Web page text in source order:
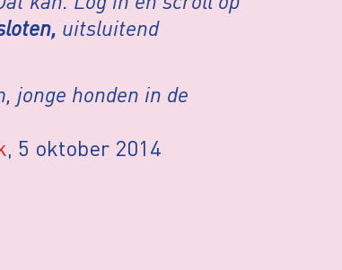
uitsluitend
jonge honden in de
, 5 oktober 2014